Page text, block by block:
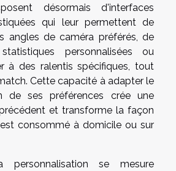
désormais d'interfaces
qui leur permettent de
angles de caméra préférés, de
personnalisées ou
à des ralentis spécifiques, tout
Cette capacité à adapter le
de ses préférences crée une
et transforme la façon
consommé à domicile ou sur
personnalisation se mesure